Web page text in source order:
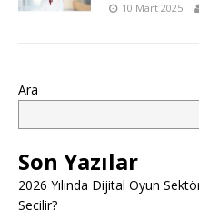
10 Mart 2025
Ara
Son Yazılar
2026 Yılında Dijital Oyun
Seçilir?